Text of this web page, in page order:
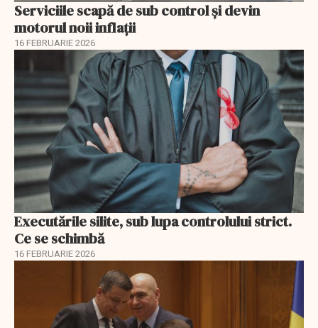
Serviciile scapă de sub control și devin
motorul noii inflații
16 FEBRUARIE 2026
Executările silite, sub lupa controlului strict.
Ce se schimbă
16 FEBRUARIE 2026